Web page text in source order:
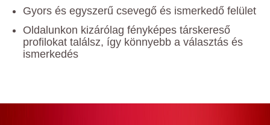
Gyors és egyszerű csevegő és ismerkedő felület
Oldalunkon kizárólag fényképes társkereső
profilokat találsz, így könnyebb a választás és
ismerkedés